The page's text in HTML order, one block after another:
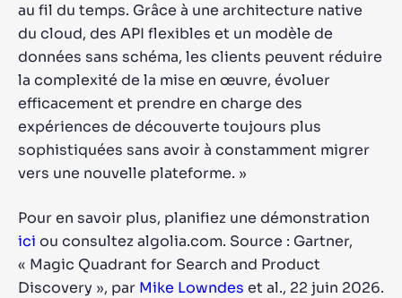
au fil du temps. Grâce à une architecture native
du cloud, des API flexibles et un modèle de
données sans schéma, les clients peuvent réduire
la complexité de la mise en œuvre, évoluer
efficacement et prendre en charge des
expériences de découverte toujours plus
sophistiquées sans avoir à constamment migrer
vers une nouvelle plateforme. »
Pour en savoir plus, planifiez une démonstration
ici ou consultez algolia.com. Source : Gartner,
« Magic Quadrant for Search and Product
Discovery », par Mike Lowndes et al., 22 juin 2026.